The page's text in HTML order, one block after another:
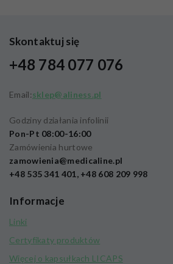
Skontaktuj się
+48 784 077 076
Email:sklep@aliness.pl
Godziny działania infolinii
Pon-Pt 08:00-16:00
Zamówienia hurtowe
zamowienia@medicaline.pl
+48 535 341 401, +48 608 209 998
Informacje
Linki
Certyfikaty produktów
Więcej o kapsułkach LICAPS